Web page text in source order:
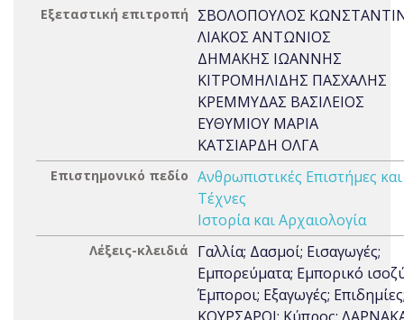
Εξεταστική επιτροπή
ΣΒΟΛΟΠΟΥΛΟΣ
ΛΙΑΚΟΣ ΑΝΤΩΝΙΟΣ
ΔΗΜΑΚΗΣ ΙΩΑΝΝΗΣ
ΚΙΤΡΟΜΗΛΙΔΗΣ ΠΑΣΧΑΛΗΣ
ΚΡΕΜΜΥΔΑΣ ΒΑΣΙΛΕΙΟΣ
ΕΥΘΥΜΙΟΥ ΜΑΡΙΑ
ΚΑΤΣΙΑΡΔΗ ΟΛΓΑ
Επιστημονικό πεδίο Ανθρωπιστικές Επιστήμες και
Τέχνες
Ιστορία και Αρχαιολογία
Λέξεις-κλειδιά
Γαλλία; Δασμοί; Εισαγωγές;
Εμπορεύματα; Εμπορικό
Έμποροι; Εξαγωγές;